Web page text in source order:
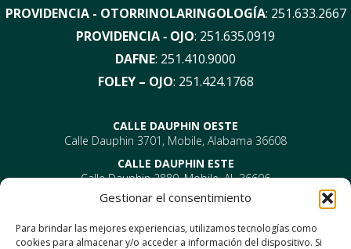
Gestionar el consentimiento
Para brindar las mejores experiencias, utilizamos tecnologías como
cookies para almacenar y/o acceder a información del dispositivo. Si
PROVIDENCIA - OTORRINOLARINGOLOGÍA: 251.633.2667
PROVIDENCIA ‑ OJO: 251.635.0919
DAFNE: 251.410.9000
FOLEY – OJO: 251.424.1768
CALLE DAUPHIN OESTE
Calle Dauphin 3701, Mobile, Alabama 36608
CALLE DAUPHIN ESTE
Calle Dauphin 2880, Mobile, AL 36606
PROVIDENCIA
Móvil, AL 36695
ENT-610 Providence Park Drive, Bldg 2, Suite 203